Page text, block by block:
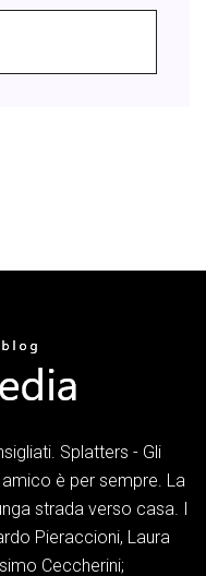
Splatters - Gli
è per sempre. La
strada verso casa. I
Pieraccioni, Laura
Ceccherini;